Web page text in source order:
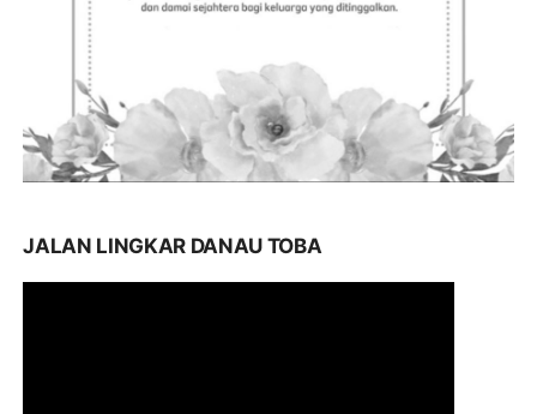
JALAN LINGKAR DANAU TOBA